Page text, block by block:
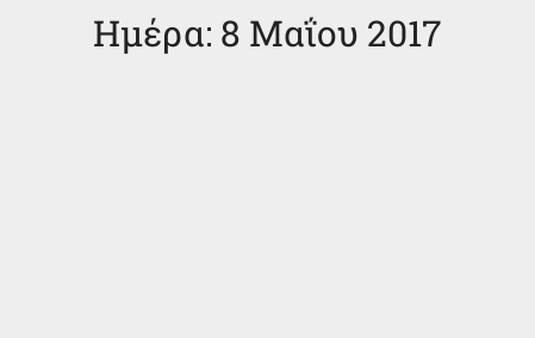
Ημέρα: 8 Μαΐου 2017